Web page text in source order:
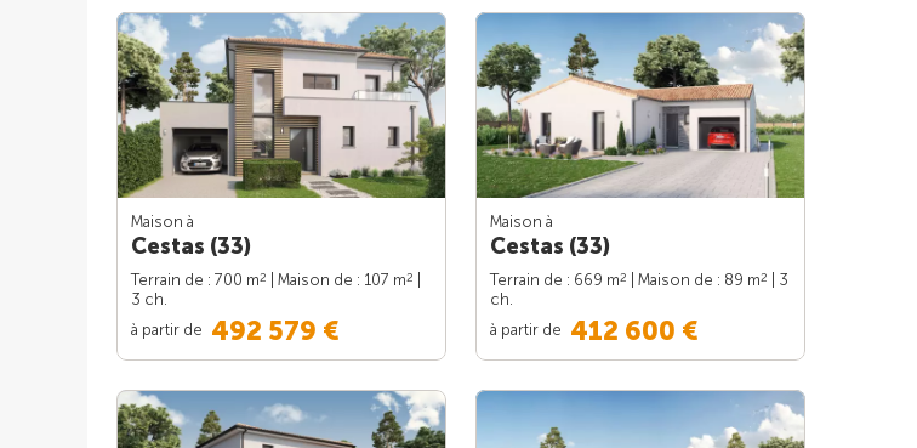
Maison à
Cestas (33)
Terrain de : 700 m2 | Maison de : 107 m2
3 ch.
à partir de 492 579 €
Maison à
Cestas (33)
Terrain de : 669 m2 | Maison de : 89 m2
| 3
ch.
à partir de 412 600 €